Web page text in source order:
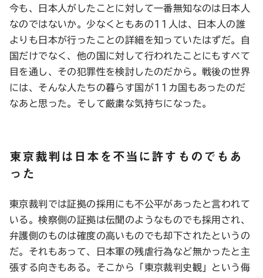
今も、日本人がしたことに対して一番無知なのは日本人
なのではないか。少なくともあの11人は、日本人の誰
よりも日本が行ったことの詳細を知っていたはずだ。自
国だけでなく、他の国に対して行われたことにもすべて
目を通し、その犯罪性を検討したのだから。戦後の世界
には、そんな人たちの暮らす国が11カ国もあったのだ
なあと思った。そして厳粛な気持ちになった。
東京裁判は日本を不当に許すものでもあ
った
東京裁判では証拠の採用にも不公平があったと言われて
いる。検察側の証拠は伝聞のようなものでも採用され、
弁護側のものは確度の高いものでも却下されたというの
だ。それもあって、日本軍の残虐行為など無かったと主
張する向きもある。そこから「東京裁判史観」という侮